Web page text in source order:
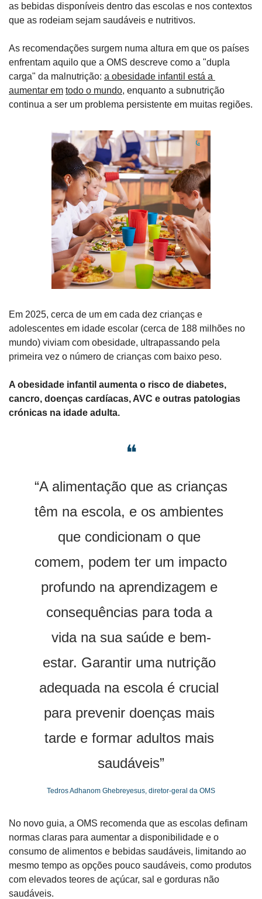
as bebidas disponíveis dentro das escolas e nos contextos
que as rodeiam sejam saudáveis e nutritivos.
As recomendações surgem numa altura em que os países
enfrentam aquilo que a OMS descreve como a "dupla
carga" da malnutrição: a obesidade infantil está a
aumentar em todo o mundo, enquanto a subnutrição
continua a ser um problema persistente em muitas regiões.
Em 2025, cerca de um em cada dez crianças e
adolescentes em idade escolar (cerca de 188 milhões no
mundo) viviam com obesidade, ultrapassando pela
primeira vez o número de crianças com baixo peso.
A obesidade infantil aumenta o risco de diabetes,
cancro, doenças cardíacas, AVC e outras patologias
crónicas na idade adulta.
❝
“A alimentação que as crianças
têm na escola, e os ambientes
que condicionam o que
comem, podem ter um impacto
profundo na aprendizagem e
consequências para toda a
vida na sua saúde e bem-
estar. Garantir uma nutrição
adequada na escola é crucial
para prevenir doenças mais
tarde e formar adultos mais
saudáveis”
Tedros Adhanom Ghebreyesus, diretor-geral da OMS
No novo guia, a OMS recomenda que as escolas definam
normas claras para aumentar a disponibilidade e o
consumo de alimentos e bebidas saudáveis, limitando ao
mesmo tempo as opções pouco saudáveis, como produtos
com elevados teores de açúcar, sal e gorduras não
saudáveis.